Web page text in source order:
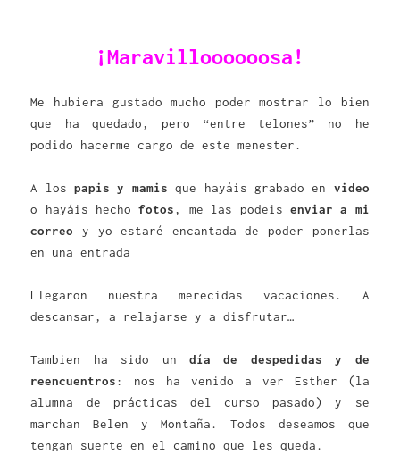
¡Maravilloooooosa!
Me hubiera gustado mucho poder mostrar lo bien
que ha quedado, pero “entre telones” no he
podido hacerme cargo de este menester.
A los papis y mamis que hayáis grabado en video
o hayáis hechofotos, me las podeis enviar a mi
correo y yo estaré encantada de poder ponerlas
en una entrada
Llegaron nuestra merecidas vacaciones. A
descansar, a relajarse y a disfrutar…
Tambien ha sido un día de despedidas y de
reencuentros: nos ha venido a ver Esther (la
alumna de prácticas del curso pasado) y se
marchan Belen y Montaña. Todos deseamos que
tengan suerte en el camino que les queda.